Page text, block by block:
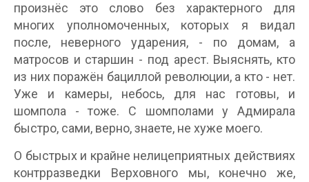
произнёс это слово без характерного для
многих уполномоченных, которых я видал
после, неверного ударения, - по домам, а
матросов и старшин - под арест. Выяснять, кто
из них поражён бациллой революции, а кто - нет.
Уже и камеры, небось, для нас готовы, и
шомпола - тоже. С шомполами у Адмирала
быстро, сами, верно, знаете, не хуже моего.
О быстрых и крайне нелицеприятных действиях
контрразведки Верховного мы, конечно же,